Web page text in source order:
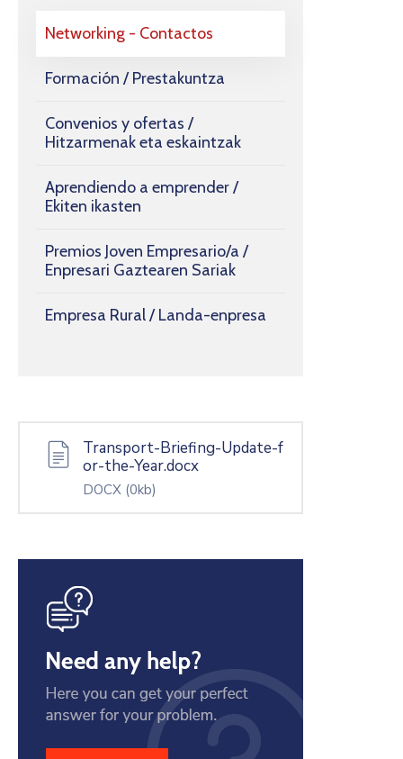
Networking - Contactos
Formación / Prestakuntza
Convenios y ofertas /
Hitzarmenak eta eskaintzak
Aprendiendo a emprender /
Ekiten ikasten
Premios Joven Empresario/a /
Enpresari Gaztearen Sariak
Empresa Rural / Landa-enpresa
Transport-Briefing-Update-f
or-the-Year.docx
DOCX (0kb)